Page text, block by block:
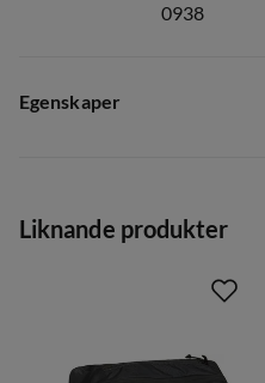
0938
Egenskaper
Storlek:6 L
Liknande produkter